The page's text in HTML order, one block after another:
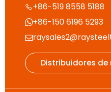
+86-519 8558 5188
+86-150 6196 5293

Distribuidores